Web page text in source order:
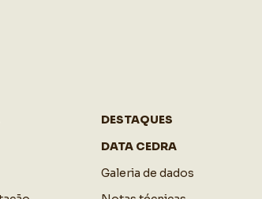
DESTAQUES
DATA CEDRA
Galeria de dados